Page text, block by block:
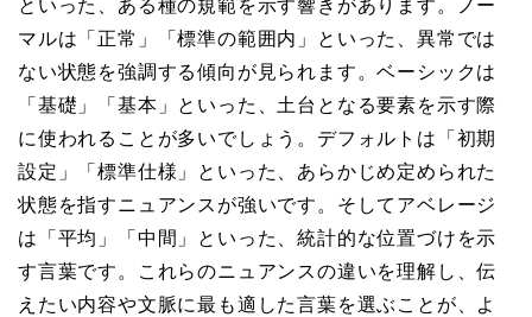
といった、ある種の規範を示す響きがあります。ノー
マルは「正常」「標準の範囲内」といった、異常では
ない状態を強調する傾向が見られます。ベーシックは
「基礎」「基本」といった、土台となる要素を示す際
に使われることが多いでしょう。デフォルトは「初期
設定」「標準仕様」といった、あらかじめ定められた
状態を指すニュアンスが強いです。そしてアベレージ
は「平均」「中間」といった、統計的な位置づけを示
す言葉です。これらのニュアンスの違いを理解し、伝
えたい内容や文脈に最も適した言葉を選ぶことが、よ